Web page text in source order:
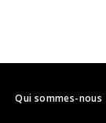
Qui sommes-nous